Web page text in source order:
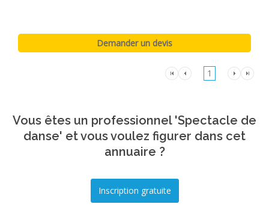
1
Vous êtes un professionnel 'Spectacle de
danse' et vous voulez figurer dans cet
annuaire ?